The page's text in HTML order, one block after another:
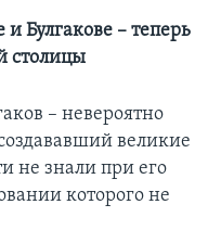
Булгакове – теперь
столицы
– невероятно
великие
не знали при его
которого не